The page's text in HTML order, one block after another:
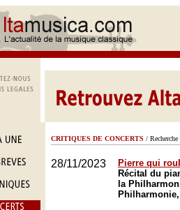
CRITIQUES DE CONCERTS / Recherche
28/11/2023
Pierre qui
Récital du
la